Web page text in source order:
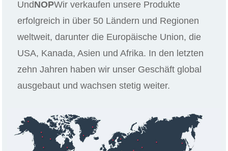
UndNOPWir verkaufen unsere Produkte
erfolgreich in über 50 Ländern und Regionen
weltweit, darunter die Europäische Union, die
USA, Kanada, Asien und Afrika. In den letzten
zehn Jahren haben wir unser Geschäft global
ausgebaut und wachsen stetig weiter.